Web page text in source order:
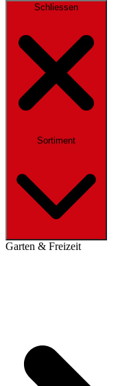
Schliessen
Sortiment
Garten & Freizeit